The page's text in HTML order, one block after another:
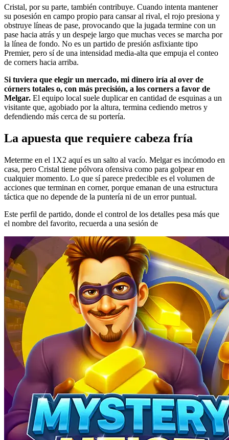
Cristal, por su parte, también contribuye. Cuando intenta mantener
su posesión en campo propio para cansar al rival, el rojo presiona y
obstruye líneas de pase, provocando que la jugada termine con un
pase hacia atrás y un despeje largo que muchas veces se marcha por
la línea de fondo. No es un partido de presión asfixiante tipo
Premier, pero sí de una intensidad media-alta que empuja el conteo
de corners hacia arriba.
Si tuviera que elegir un mercado, mi dinero iría al over de
córners totales o, con más precisión, a los corners a favor de
Melgar. El equipo local suele duplicar en cantidad de esquinas a un
visitante que, agobiado por la altura, termina cediendo metros y
defendiendo más cerca de su portería.
La apuesta que requiere cabeza fría
Meterme en el 1X2 aquí es un salto al vacío. Melgar es incómodo en
casa, pero Cristal tiene pólvora ofensiva como para golpear en
cualquier momento. Lo que sí parece predecible es el volumen de
acciones que terminan en corner, porque emanan de una estructura
táctica que no depende de la puntería ni de un error puntual.
Este perfil de partido, donde el control de los detalles pesa más que
el nombre del favorito, recuerda a una sesión de